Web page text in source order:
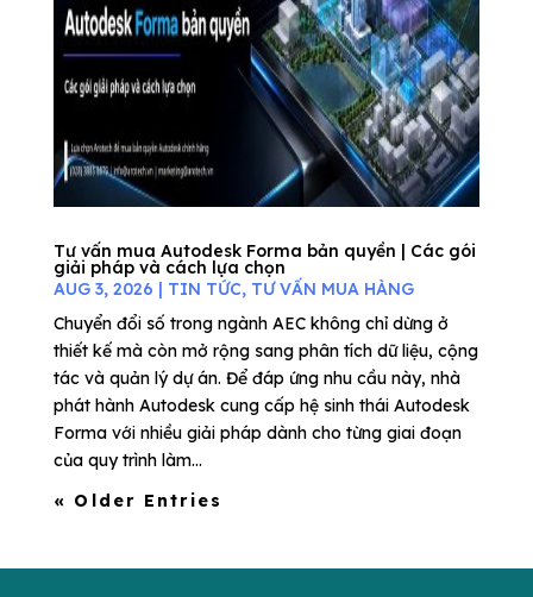
Tư vấn mua Autodesk Forma bản quyền | Các gói
giải pháp và cách lựa chọn
AUG 3, 2026 | TIN TỨC, TƯ VẤN MUA HÀNG
Chuyển đổi số trong ngành AEC không chỉ dừng ở
thiết kế mà còn mở rộng sang phân tích dữ liệu, cộng
tác và quản lý dự án. Để đáp ứng nhu cầu này, nhà
phát hành Autodesk cung cấp hệ sinh thái Autodesk
Forma với nhiều giải pháp dành cho từng giai đoạn
của quy trình làm...
« Older Entries